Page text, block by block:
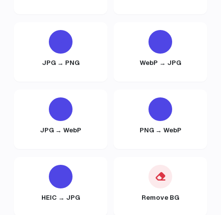
JPG → PNG WebP → JPG
JPG → WebP PNG → WebP
HEIC → JPG Remove BG